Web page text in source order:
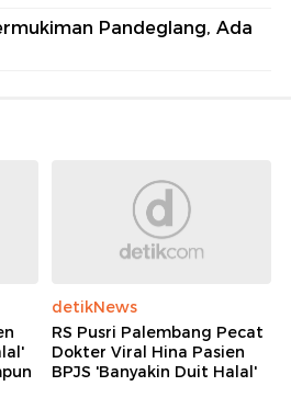
Pandeglang, Ada
detikNews
RS Pusri Palembang Pecat
Dokter Viral Hina Pasien
BPJS 'Banyakin Duit Halal'